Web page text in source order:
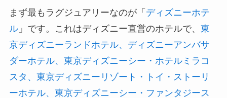
まず最もラグジュアリーなのが「 ディズニーホテ
ル」です。これはディズニー直営のホテルで、 東
京ディズニーランドホテル、ディズニーアンバサ
ダーホテル、東京ディズニーシー・ホテルミラコ
スタ、東京ディズニーリゾート・トイ・ストーリ
ーホテル、東京ディズニーシー・ファンタジース